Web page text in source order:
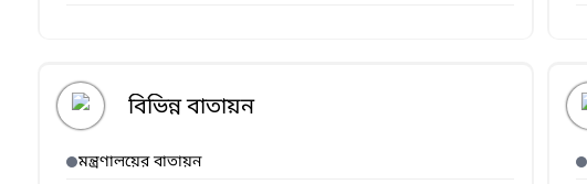
বিভিন্ন বাতায়ন
মন্ত্রণালয়ের বাতায়ন